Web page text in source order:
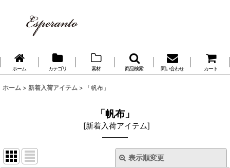
ホーム カテゴリ 素材 商品検索 問い合わせ カート
ホーム > 新着入荷アイテム > 「帆布」
「帆布」
[新着入荷アイテム]
表示順変更